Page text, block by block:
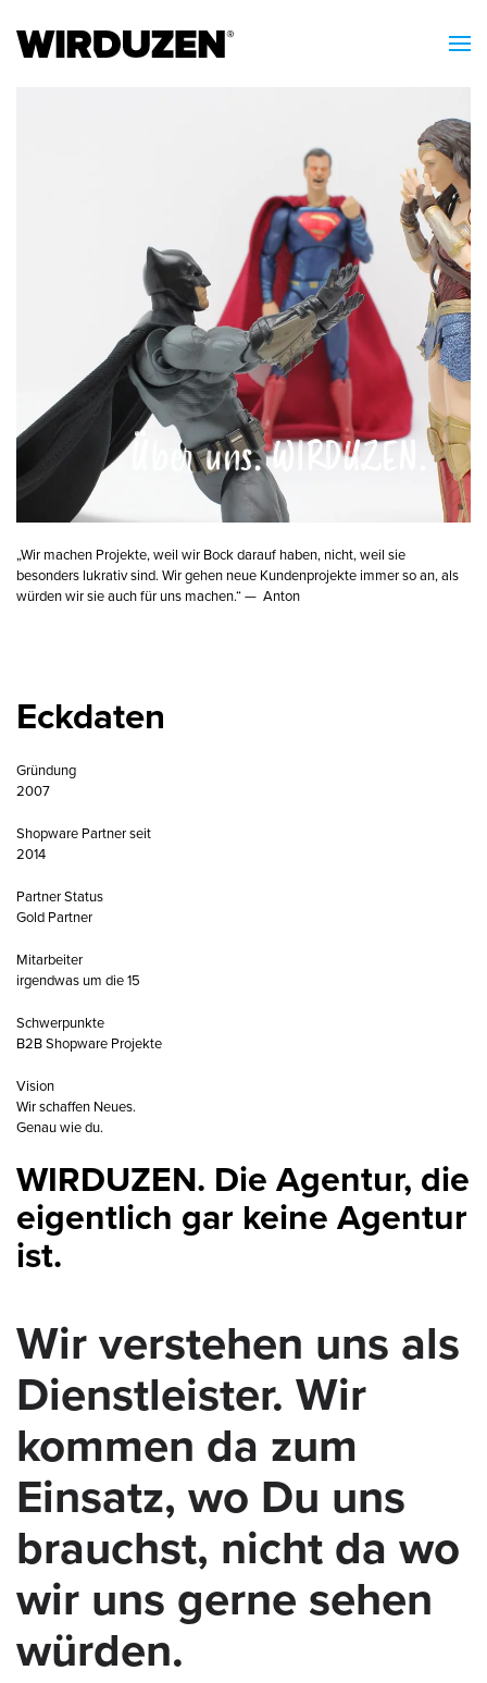
Über uns. WIRDUZEN.
„Wir machen Projekte, weil wir Bock darauf haben, nicht, weil sie
besonders lukrativ sind. Wir gehen neue Kundenprojekte immer so an, als
würden wir sie auch für uns machen.“ — Anton
Eckdaten
Gründung
2007
Shopware Partner seit
2014
Partner Status
Gold Partner
Mitarbeiter
irgendwas um die 15
Schwerpunkte
B2B Shopware Projekte
Vision
Wir schaffen Neues.
Genau wie du.
WIRDUZEN. Die Agentur, die
eigentlich gar keine Agentur
ist.
Wir verstehen uns als
Dienstleister. Wir
kommen da zum
Einsatz, wo Du uns
brauchst, nicht da wo
wir uns gerne sehen
würden.